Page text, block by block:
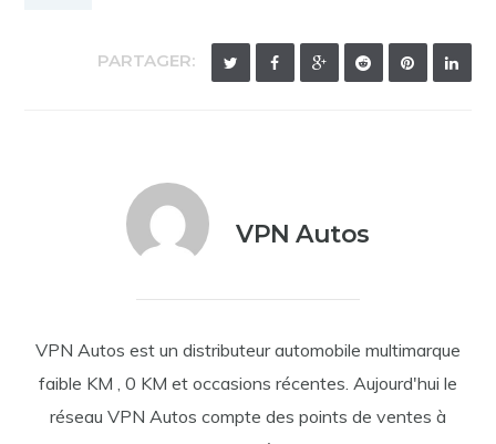
PARTAGER:
VPN Autos
VPN Autos est un distributeur automobile multimarque
faible KM , 0 KM et occasions récentes. Aujourd'hui le
réseau VPN Autos compte des points de ventes à